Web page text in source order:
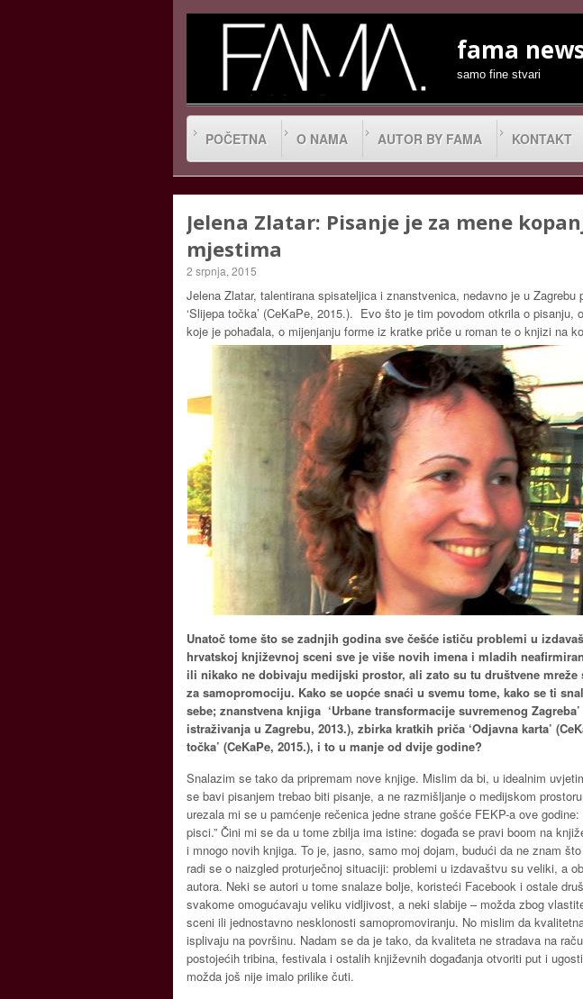
fama
samo fine stvari
POČETNA O NAMA AUTOR BY FAMA KONTAKT
Jelena Zlatar: Pisanje je za mene
mjestima
2 srpnja, 2015
Jelena Zlatar, talentirana spisateljica i znanstvenica, nedavno je u Zagrebu
‘Slijepa točka’ (CeKaPe, 2015.). Evo što je tim povodom otkrila o pisanju,
koje je pohađala, o mijenjanju forme iz kratke priče u roman te o knjizi na
Unatoč tome što se zadnjih godina sve češće ističu problemi u
hrvatskoj književnoj sceni sve je više novih imena i mladih
ili nikako ne dobivaju medijski prostor, ali zato su tu društvene mreže
za samopromociju. Kako se uopće snaći u svemu tome, kako se ti
sebe; znanstvena knjiga ‘Urbane transformacije suvremenog
istraživanja u Zagrebu, 2013.), zbirka kratkih priča ‘Odjavna karta’
točka’ (CeKaPe, 2015.), i to u manje od dvije godine?
Snalazim se tako da pripremam nove knjige. Mislim da bi, u idealnim
se bavi pisanjem trebao biti pisanje, a ne razmišljanje o medijskom
urezala mi se u pamćenje rečenica jedne strane gošće FEKP-a ove
pisci.” Čini mi se da u tome zbilja ima istine: događa se pravi boom na
i mnogo novih knjiga. To je, jasno, samo moj dojam, budući da ne znam
radi se o naizgled proturječnoj situaciji: problemi u izdavaštvu su veliki, a
autora. Neki se autori u tome snalaze bolje, koristeći Facebook i ostale
svakome omogućavaju veliku vidljivost, a neki slabije – možda zbog
sceni ili jednostavno nesklonosti samopromoviranju. No mislim da
isplivaju na površinu. Nadam se da je tako, da kvaliteta ne stradava na
postojećih tribina, festivala i ostalih književnih događanja otvoriti put i
možda još nije imalo prilike čuti.